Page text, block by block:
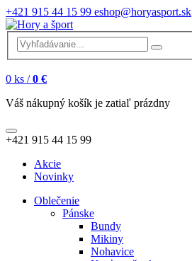
+421 915 44 15 99 eshop@horyasport.sk
0 ks / 0 €
Váš nákupný košík je zatiaľ prázdny
+421 915 44 15 99
Akcie
Novinky
Oblečenie
Pánske
Bundy
Mikiny
Nohavice